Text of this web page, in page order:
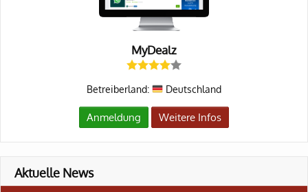
MyDealz
Betreiberland: Deutschland
Anmeldung Weitere Infos
Aktuelle News